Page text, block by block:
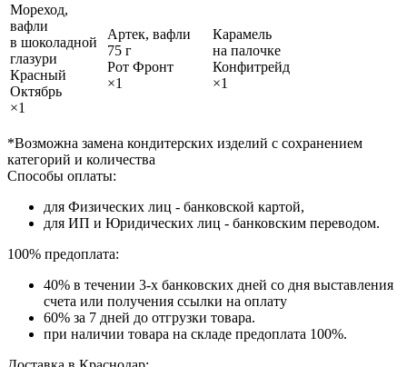
Мореход,
вафли
в шоколадной
глазури
Красный
Октябрь
×1
Артек, вафли
75 г
Рот Фронт
×1
Карамель
на палочке
Конфитрейд
×1
*Возможна замена кондитерских изделий с сохранением
категорий и количества
Способы оплаты:
для Физических лиц - банковской картой,
для ИП и Юридических лиц - банковским переводом.
100% предоплата:
40% в течении 3-х банковских дней со дня выставления
счета или получения ссылки на оплату
60% за 7 дней до отгрузки товара.
при наличии товара на складе предоплата 100%.